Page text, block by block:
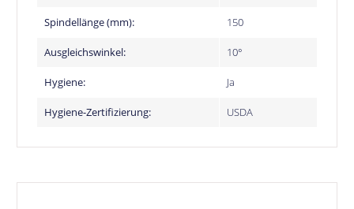
Spindellänge (mm): 150
Ausgleichswinkel: 10°
Hygiene: Ja
Hygiene-Zertifizierung: USDA